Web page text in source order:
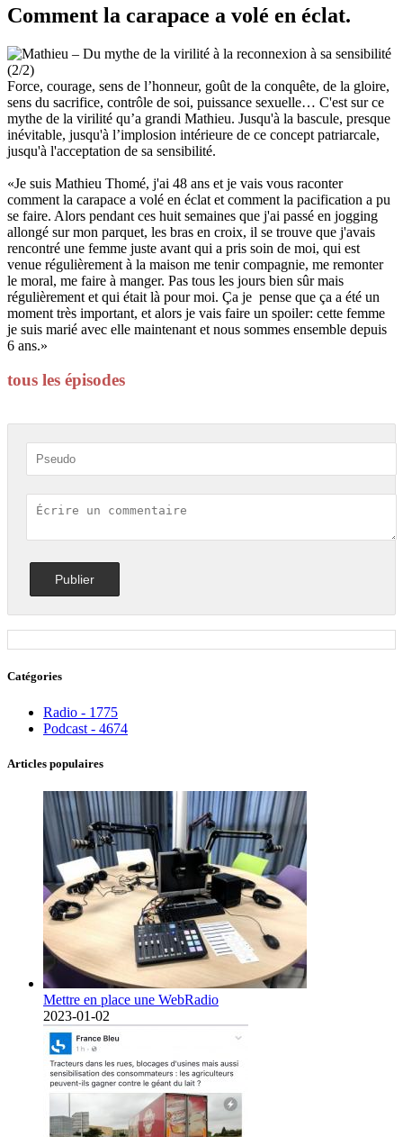
Comment la carapace a volé en éclat.
Force, courage, sens de l’honneur, goût de la conquête, de la gloire,
sens du sacrifice, contrôle de soi, puissance sexuelle… C'est sur ce
mythe de la virilité qu’a grandi Mathieu. Jusqu'à la bascule, presque
inévitable, jusqu'à l’implosion intérieure de ce concept patriarcale,
jusqu'à l'acceptation de sa sensibilité.
«Je suis Mathieu Thomé, j'ai 48 ans et je vais vous raconter
comment la carapace a volé en éclat et comment la pacification a pu
se faire. Alors pendant ces huit semaines que j'ai passé en jogging
allongé sur mon parquet, les bras en croix, il se trouve que j'avais
rencontré une femme juste avant qui a pris soin de moi, qui est
venue régulièrement à la maison me tenir compagnie, me remonter
le moral, me faire à manger. Pas tous les jours bien sûr mais
régulièrement et qui était là pour moi. Ça je pense que ça a été un
moment très important, et alors je vais faire un spoiler: cette femme
je suis marié avec elle maintenant et nous sommes ensemble depuis
6 ans.»
tous les épisodes
Catégories
Radio - 1775
Podcast - 4674
Articles populaires
Mettre en place une WebRadio
2023-01-02